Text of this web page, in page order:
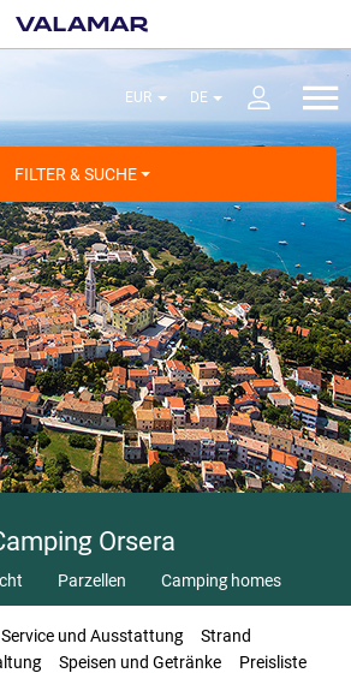
FILTER & SUCHE
Orsera
Parzellen Camping homes
Service und Ausstattung
Strand
Speisen und Getränke
Preisliste